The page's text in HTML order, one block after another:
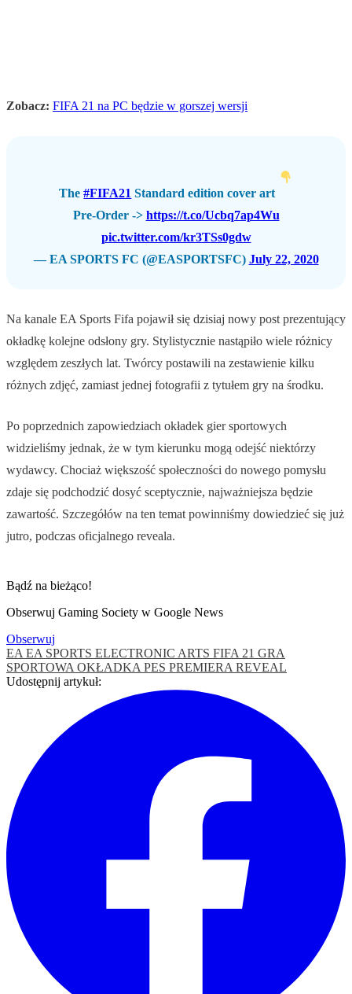
Zobacz: FIFA 21 na PC będzie w gorszej wersji
The#FIFA21 Standard edition cover art
Pre-Order -> https://t.co/Ucbq7ap4Wu
pic.twitter.com/kr3TSs0gdw
— EA SPORTS FC (@EASPORTSFC) July 22, 2020
Na kanale EA Sports Fifa pojawił się dzisiaj nowy post prezentujący
okładkę kolejne odsłony gry. Stylistycznie nastąpiło wiele różnicy
względem zeszłych lat. Twórcy postawili na zestawienie kilku
różnych zdjęć, zamiast jednej fotografii z tytułem gry na środku.
Po poprzednich zapowiedziach okładek gier sportowych
widzieliśmy jednak, że w tym kierunku mogą odejść niektórzy
wydawcy. Chociaż większość społeczności do nowego pomysłu
zdaje się podchodzić dosyć sceptycznie, najważniejsza będzie
zawartość. Szczegółów na ten temat powinniśmy dowiedzieć się już
jutro, podczas oficjalnego reveala.
Bądź na bieżąco!
Obserwuj Gaming Society w Google News
Obserwuj
EA EA SPORTS ELECTRONIC ARTS FIFA 21 GRA
SPORTOWA OKŁADKA PES PREMIERA REVEAL
Udostępnij artykuł: